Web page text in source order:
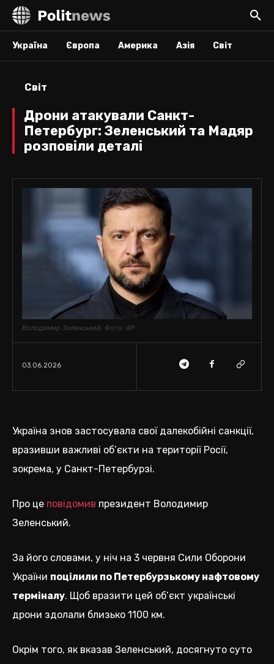
Україна Європа Америка Азія Світ
Світ
Дрони атакували Санкт-
Петербург: Зеленський та Мадяр
розповіли деталі
Володимир Зеленський. Фото: АР
03.06.2026
Україна знов застосувала свої далекобійні санкції,
вразивши важливі об’єкти на території Росії,
зокрема, у Санкт-Петербурзі.
Про це повідомив президент Володимир
Зеленський.
За його словами, у ніч на 3 червня Сили Оборони
України поцілили по Петербурзькому нафтовому
терміналу. Щоб вразити цей об’єкт українські
дрони здолали близько 1100 км.
Окрім того, як вказав Зеленський, досягнуто суто